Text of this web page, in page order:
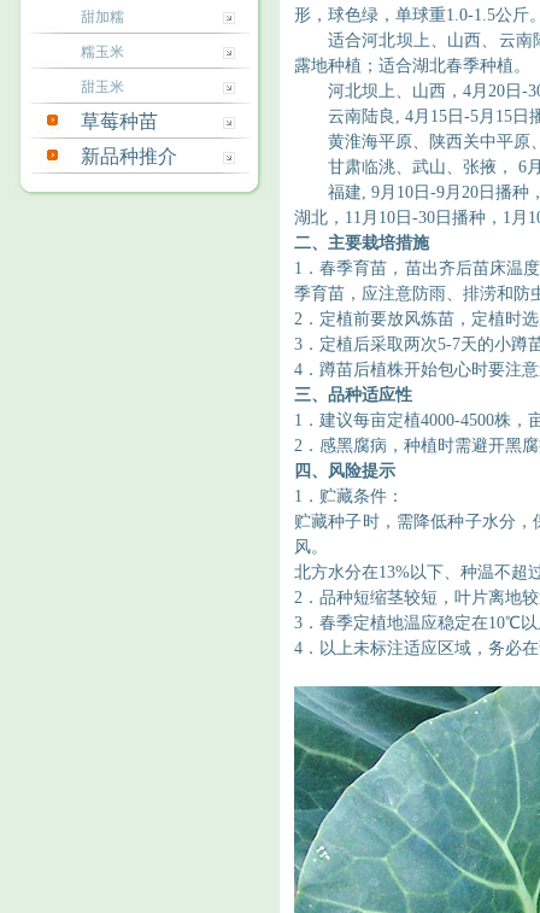
甜加糯
糯玉米
甜玉米
草莓种苗
新品种推介
形，球色绿，单球重1.0-1.5公斤
适合河北坝上、山西、 云南
露地种植 ；适合湖北春季种植。
河北坝上、山西 ， 4月20日-
云南陆良 , 4月15日-5月15日
黄淮海平原、陕西关中平原
甘肃临洮、武山、张掖，
6
福建, 9月10日-9月20日播种
湖北， 11 月 10日-30日播种，1月
二、 主要栽培措施
1．春季育苗，苗出齐后苗床温
季育苗，应注意防雨、排涝和防
2． 定植前要放风炼苗，定植时
3． 定植后采取两次5-7天的小蹲
4． 蹲苗后植株开始包心时要注
三、 品种适应性
1． 建议每亩定植4000-4500株，
2． 感黑腐病，种植时需避开黑
四、 风险提示
1． 贮藏条件：
贮藏种子时，需降低种子水分
风。
北方水分在13%以下、种温不超
2． 品种短缩茎较短，叶片离地
3． 春季定植地温应稳定在10℃以
4． 以上未标注适应区域，务必